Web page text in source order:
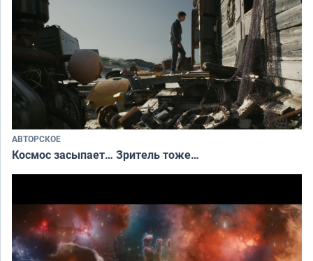
АВТОРСКОЕ
Космос засыпает… Зритель тоже…